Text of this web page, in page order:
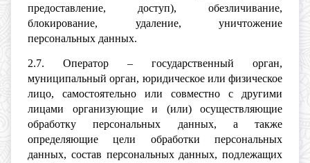
предоставление, доступ), обезличивание,
блокирование, удаление, уничтожение
персональных данных.
2.7. Оператор – государственный орган,
муниципальный орган, юридическое или физическое
лицо, самостоятельно или совместно с другими
лицами организующие и (или) осуществляющие
обработку персональных данных, а также
определяющие цели обработки персональных
данных, состав персональных данных, подлежащих